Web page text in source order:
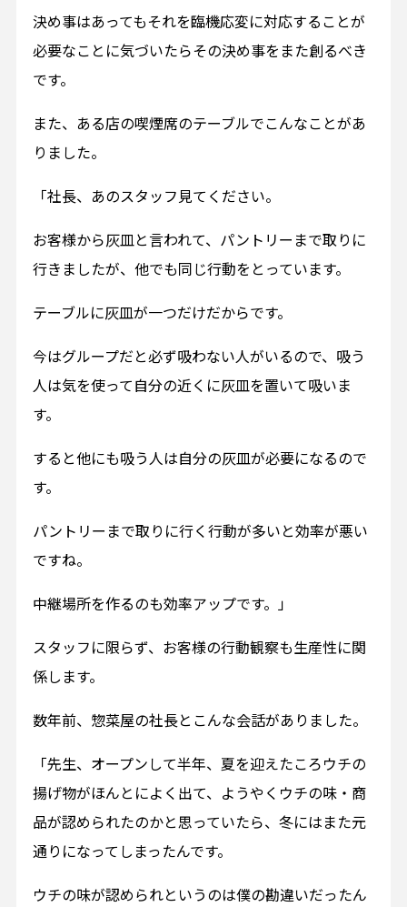
決め事はあってもそれを臨機応変に対応することが
必要なことに気づいたらその決め事をまた創るべき
です。
また、ある店の喫煙席のテーブルでこんなことがあ
りました。
「社長、あのスタッフ見てください。
お客様から灰皿と言われて、パントリーまで取りに
行きましたが、他でも同じ行動をとっています。
テーブルに灰皿が一つだけだからです。
今はグループだと必ず吸わない人がいるので、吸う
人は気を使って自分の近くに灰皿を置いて吸いま
す。
すると他にも吸う人は自分の灰皿が必要になるので
す。
パントリーまで取りに行く行動が多いと効率が悪い
ですね。
中継場所を作るのも効率アップです。」
スタッフに限らず、お客様の行動観察も生産性に関
係します。
数年前、惣菜屋の社長とこんな会話がありました。
「先生、オープンして半年、夏を迎えたころウチの
揚げ物がほんとによく出て、ようやくウチの味・商
品が認められたのかと思っていたら、冬にはまた元
通りになってしまったんです。
ウチの味が認められというのは僕の勘違いだったん